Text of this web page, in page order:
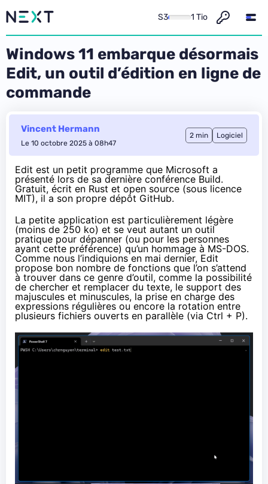
S3 1 Tio
Windows 11 embarque désormais
Edit, un outil d’édition en ligne de
commande
Vincent Hermann
Le 10 octobre 2025 à 08h47
2 min Logiciel
Edit est un petit programme que Microsoft a
présenté lors de sa dernière conférence Build.
Gratuit, écrit en Rust et open source (sous licence
MIT), il a son propre dépôt GitHub.
La petite application est particulièrement légère
(moins de 250 ko) et se veut autant un outil
pratique pour dépanner (ou pour les personnes
ayant cette préférence) qu’un hommage à MS-DOS.
Comme nous l’indiquions en mai dernier, Edit
propose bon nombre de fonctions que l’on s’attend
à trouver dans ce genre d’outil, comme la possibilité
de chercher et remplacer du texte, le support des
majuscules et minuscules, la prise en charge des
expressions régulières ou encore la rotation entre
plusieurs fichiers ouverts en parallèle (via Ctrl + P).